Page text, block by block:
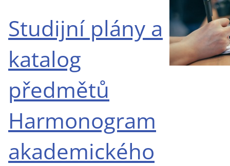
Studijní plány a
katalog
předmětů
Harmonogram
akademického